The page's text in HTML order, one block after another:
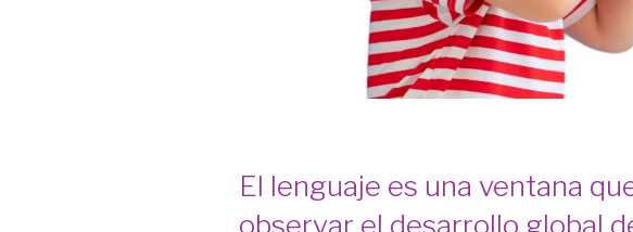
El lenguaje es una ventana
observar el desarrollo global